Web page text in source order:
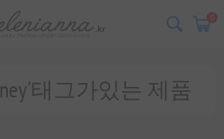
0
태그가있는 제품